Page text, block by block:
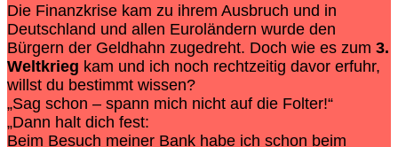
Die Finanzkrise kam zu ihrem Ausbruch und in
Deutschland und allen Euroländern wurde den
Bürgern der Geldhahn zugedreht. Doch wie es zum 3.
Weltkrieg kam und ich noch rechtzeitig davor erfuhr,
willst du bestimmt wissen?
„Sag schon – spann mich nicht auf die Folter!“
„Dann halt dich fest:
Beim Besuch meiner Bank habe ich schon beim